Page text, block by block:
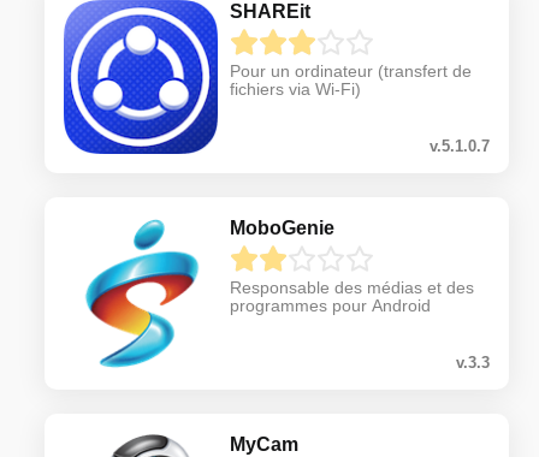
SHAREit
Pour un ordinateur (transfert de
fichiers via Wi-Fi)
v.5.1.0.7
MoboGenie
Responsable des médias et des
programmes pour Android
v.3.3
MyCam